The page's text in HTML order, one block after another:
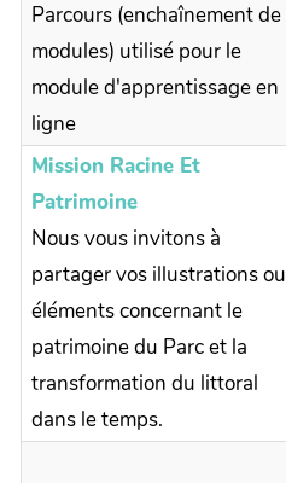
Parcours (enchaînement de
modules) utilisé pour le
module d'apprentissage en
ligne
Mission Racine Et
Patrimoine
Nous vous invitons à
partager vos illustrations ou
éléments concernant le
patrimoine du Parc et la
transformation du littoral
dans le temps.